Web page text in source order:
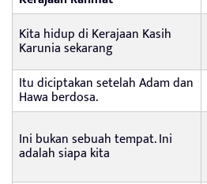
Kita hidup di Kerajaan Kasih
Karunia sekarang
Itu diciptakan setelah Adam dan
Hawa berdosa.
Ini bukan sebuah tempat. Ini
adalah siapa kita